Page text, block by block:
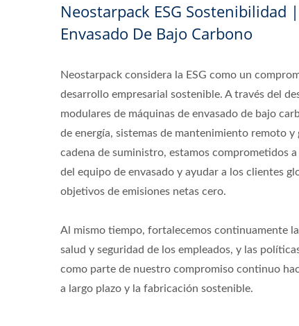
Neostarpack ESG Sostenibilidad
Envasado De Bajo Carbono
Neostarpack considera la ESG como un
desarrollo empresarial sostenible. A través del
modulares de máquinas de envasado de bajo
de energía, sistemas de mantenimiento remoto y
cadena de suministro, estamos comprometidos
del equipo de envasado y ayudar a los clientes
objetivos de emisiones netas cero.
Al mismo tiempo, fortalecemos continuamente
salud y seguridad de los empleados, y las
como parte de nuestro compromiso continuo
a largo plazo y la fabricación sostenible.